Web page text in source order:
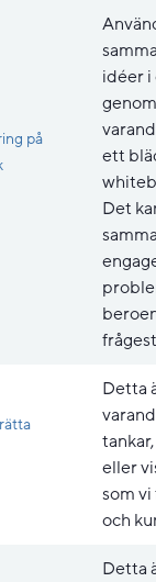
på
175.3 kB, öppnas i
idéer i
ett
Det
179.2 kB, öppnas i
Detta
eller
som
och
Detta